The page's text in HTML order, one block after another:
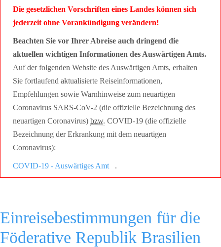
Die gesetzlichen Vorschriften eines Landes können sich
jederzeit ohne Vorankündigung verändern!
Beachten Sie vor Ihrer Abreise auch dringend die
aktuellen wichtigen Informationen des Auswärtigen Amts.
Auf der folgenden Website des Auswärtigen Amts, erhalten
Sie fortlaufend aktualisierte Reiseinformationen,
Empfehlungen sowie Warnhinweise zum neuartigen
Coronavirus SARS-CoV-2 (die offizielle Bezeichnung des
neuartigen Coronavirus) bzw. COVID-19 (die offizielle
Bezeichnung der Erkrankung mit dem neuartigen
Coronavirus):
COVID-19 - Auswärtiges Amt .
Einreisebestimmungen für die
Föderative Republik Brasilien